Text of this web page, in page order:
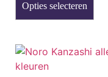
Opties selecteren